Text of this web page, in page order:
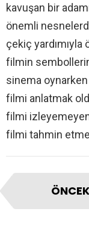
kavuşan bir
önemli
çekiç yardımıyla
filmin
sinema
filmi anlatmak
filmi izleyemeyen
filmi tahmin